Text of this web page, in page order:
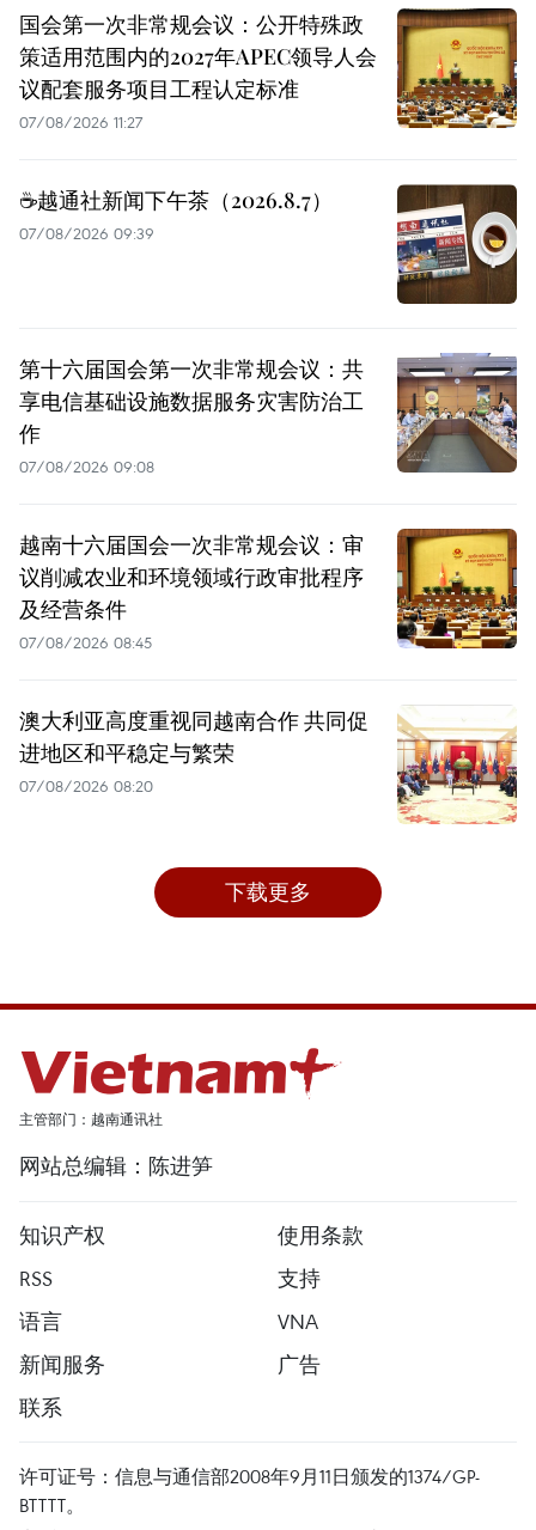
国会第一次非常规会议：公开特殊政
策适用范围内的2027年APEC领导人会
议配套服务项目工程认定标准
07/08/2026 11:27
☕️越通社新闻下午茶（2026.8.7）
07/08/2026 09:39
第十六届国会第一次非常规会议：共
享电信基础设施数据服务灾害防治工
作
07/08/2026 09:08
越南十六届国会一次非常规会议：审
议削减农业和环境领域行政审批程序
及经营条件
07/08/2026 08:45
澳大利亚高度重视同越南合作 共同促
进地区和平稳定与繁荣
07/08/2026 08:20
下载更多
主管部门：越南通讯社
网站总编辑：陈进笋
知识产权
使用条款
RSS
支持
语言
VNA
新闻服务
广告
联系
许可证号：信息与通信部2008年9月11日颁发的1374/GP-
BTTTT。